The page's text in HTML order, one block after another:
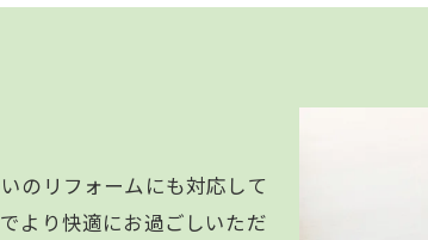
のリフォームにも対応して
より快適にお過ごしいただ